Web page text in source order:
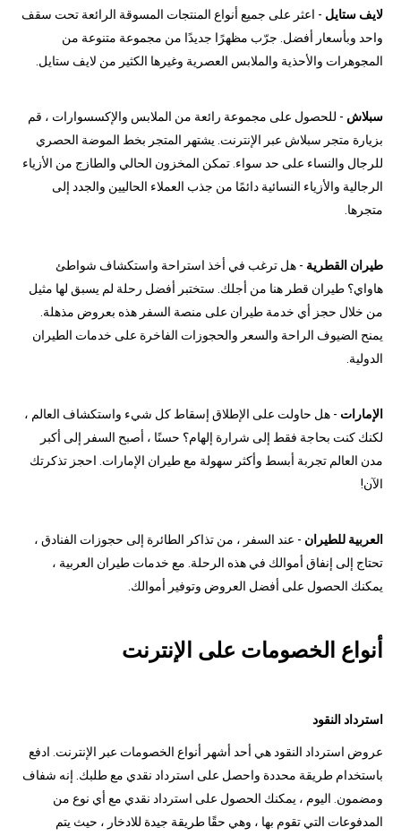
لايف ستايل - اعثر على جميع أنواع المنتجات المسوقة الرائعة تحت سقف
واحد وبأسعار أفضل. جرّب مظهرًا جديدًا من مجموعة متنوعة من
المجوهرات والأحذية والملابس العصرية وغيرها الكثير من لايف ستايل.
سبلاش - للحصول على مجموعة رائعة من الملابس والإكسسوارات ، قم
بزيارة متجر سبلاش عبر الإنترنت. يشتهر المتجر بخط الموضة الحصري
للرجال والنساء على حد سواء. تمكن المخزون الحالي والطازج من الأزياء
الرجالية والأزياء النسائية دائمًا من جذب العملاء الحاليين والجدد إلى
متجرها.
طيران القطرية - هل ترغب في أخذ استراحة واستكشاف شواطئ
هاواي؟ طيران قطر هنا من أجلك. ستختبر أفضل رحلة لم يسبق لها مثيل
من خلال حجز أي خدمة طيران على منصة السفر هذه بعروض مذهلة.
يمنح الضيوف الراحة والسعر والحجوزات الفاخرة على خدمات الطيران
الدولية.
الإمارات - هل حاولت على الإطلاق إسقاط كل شيء واستكشاف العالم ،
لكنك كنت بحاجة فقط إلى شرارة إلهام؟ حسنًا ، أصبح السفر إلى أكبر
مدن العالم تجربة أبسط وأكثر سهولة مع طيران الإمارات. احجز تذكرتك
الآن!
العربية للطيران - عند السفر ، من تذاكر الطائرة إلى حجوزات الفنادق ،
تحتاج إلى إنفاق أموالك في هذه الرحلة. مع خدمات طيران العربية ،
يمكنك الحصول على أفضل العروض وتوفير أموالك.
أنواع الخصومات على الإنترنت
استرداد النقود
عروض استرداد النقود هي أحد أشهر أنواع الخصومات عبر الإنترنت. ادفع
باستخدام طريقة محددة واحصل على استرداد نقدي مع طلبك. إنه شفاف
ومضمون. اليوم ، يمكنك الحصول على استرداد نقدي مع أي نوع من
المدفوعات التي تقوم بها ، وهي حقًا طريقة جيدة للادخار ، حيث يتم